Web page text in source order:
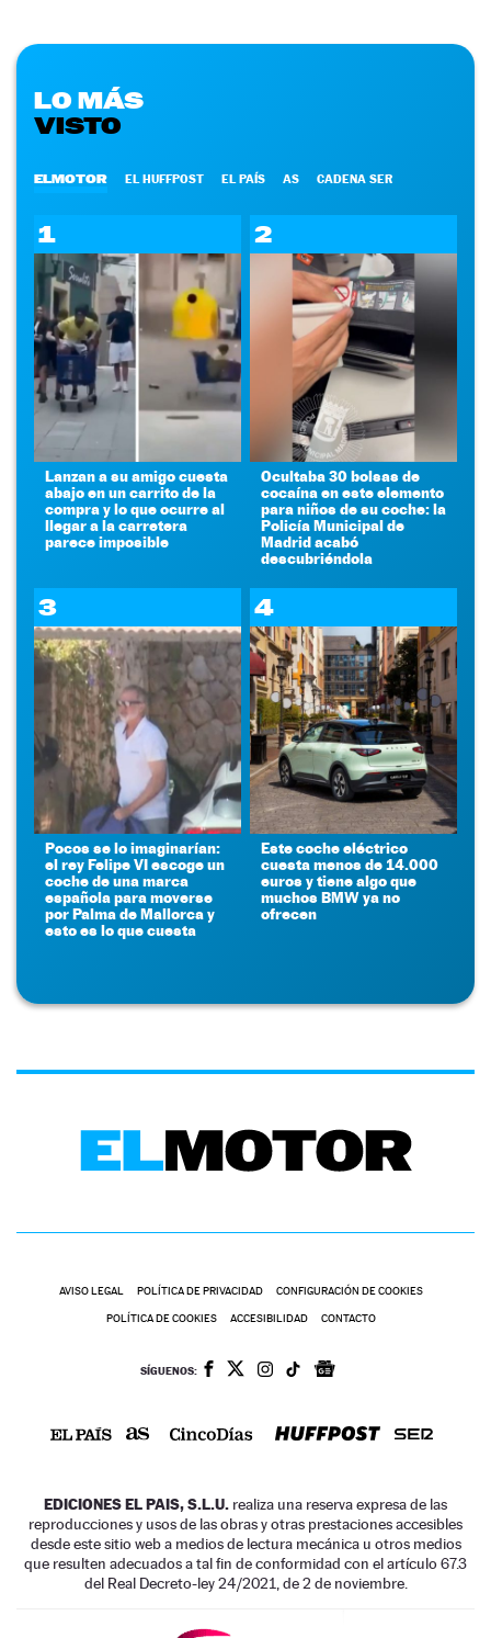
LO MÁS
VISTO
ELMOTOR EL HUFFPOST EL PAÍS AS CADENA SER
1
Lanzan a su amigo cuesta
abajo en un carrito de la
compra y lo que ocurre al
llegar a la carretera
parece imposible
2
Ocultaba 30 bolsas de
cocaína en este elemento
para niños de su coche: la
Policía Municipal de
Madrid acabó
descubriéndola
3
Pocos se lo imaginarían:
el rey Felipe VI escoge un
coche de una marca
española para moverse
por Palma de Mallorca y
esto es lo que cuesta
4
Este coche eléctrico
cuesta menos de 14.000
euros y tiene algo que
muchos BMW ya no
ofrecen
AVISO LEGAL POLÍTICA DE PRIVACIDAD CONFIGURACIÓN DE COOKIES
POLÍTICA DE COOKIES ACCESIBILIDAD CONTACTO
SÍGUENOS:
EDICIONES EL PAIS, S.L.U. realiza una reserva expresa de las
reproducciones y usos de las obras y otras prestaciones accesibles
desde este sitio web a medios de lectura mecánica u otros medios
que resulten adecuados a tal fin de conformidad con el artículo 67.3
del Real Decreto-ley 24/2021, de 2 de noviembre.